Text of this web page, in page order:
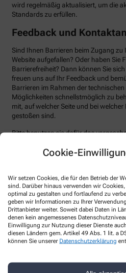
Cookie-
Wir setzen Cookies, die für den Betrieb der
sind. Darüber hinaus verwenden wir
optimal zu gestalten und fortlaufend zu
geben wir Informationen zu Ihrer
Drittanbieter weiter. Soweit dabei Daten in
denen kein angemessenes
Einwilligung zur Nutzung dieser Dienste
diesen Ländern gem. Artikel 49 Abs. 1 lit. a
können Sie unserer Datenschutzerklärung
wird regelmäßig aktualisiert, um die
Standards zu erfüllen.
Feedback und
Sind Ihnen Barrieren beim Zugang
Website aufgefallen? Oder haben Sie
Barrierefreiheit? Dann können Sie
freuen uns auf Ihr Feedback und
Barrieren im Rahmen der
Möglichkeiten schnellstmöglich zu
mit, auf welcher Seite und bei
gestoßen sind.
Bitte benutzen sie dafür das
von Ihnen gefundenen Barrieren
Telefon: +49-27226565950
Telefax: +49-27226565951
Postanschrift: Finnentroper Str.
keine zufriedenstellenden Antworten